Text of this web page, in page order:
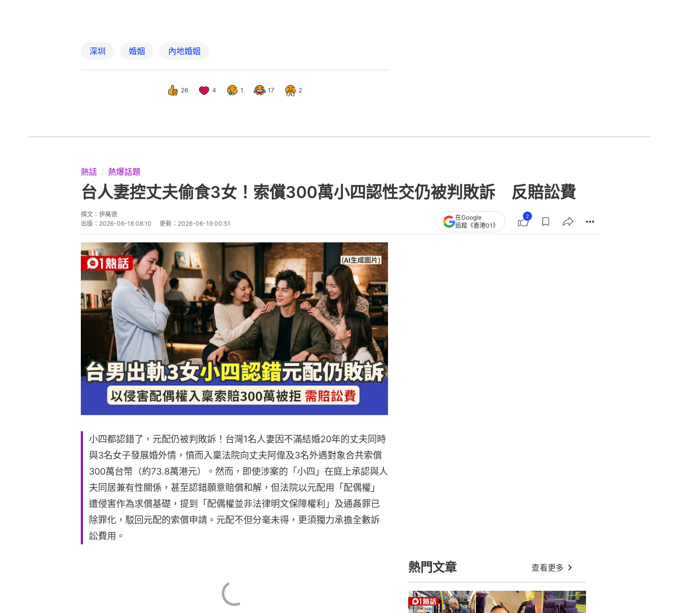
深圳 婚姻 內地婚姻
26 4 1 17 2
熱話 熱爆話題
台人妻控丈夫偷食3女！索償300萬小四認性交仍被判敗訴 反賠訟費
撰文： 伊萬德
出版： 2026-06-18 08:10 更新： 2026-06-19 00:51
在Google
追蹤《香港01》
2
小四都認錯了，元配仍被判敗訴！台灣1名人妻因不滿結婚20年的丈夫同時
與3名女子發展婚外情，憤而入稟法院向丈夫阿偉及3名外遇對象合共索償
300萬台幣（約73.8萬港元）。然而，即使涉案的「小四」在庭上承認與人
夫同居兼有性關係，甚至認錯願意賠償和解，但法院以元配用「配偶權」
遭侵害作為求償基礎，提到「配偶權並非法律明文保障權利」及通姦罪已
除罪化，駁回元配的索償申請。元配不但分毫未得，更須獨力承擔全數訴
訟費用。
熱門文章 查看更多